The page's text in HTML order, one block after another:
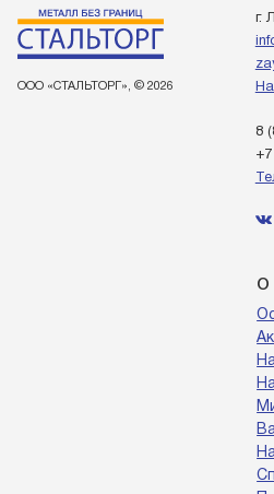
ООО «СТАЛЬТОРГ», © 2026
г.
8
О